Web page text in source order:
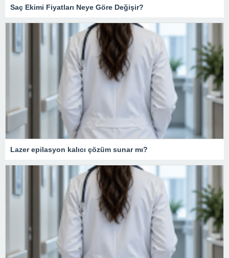
Saç Ekimi Fiyatları Neye Göre Değişir?
Lazer epilasyon kalıcı çözüm sunar mı?